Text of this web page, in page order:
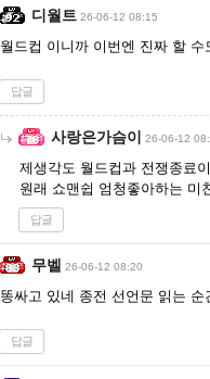
디월트 26-06-12 08:15
월드컵 이니까 이번엔 진짜 할 수
답글
사랑은가슴이 26-06-12
제생각도 월드컵과 전쟁종료
원래 쇼맨쉽 엄청좋아하는 미
답글
무벨 26-06-12 08:20
똥싸고 있네 종전 선언문 읽는
답글